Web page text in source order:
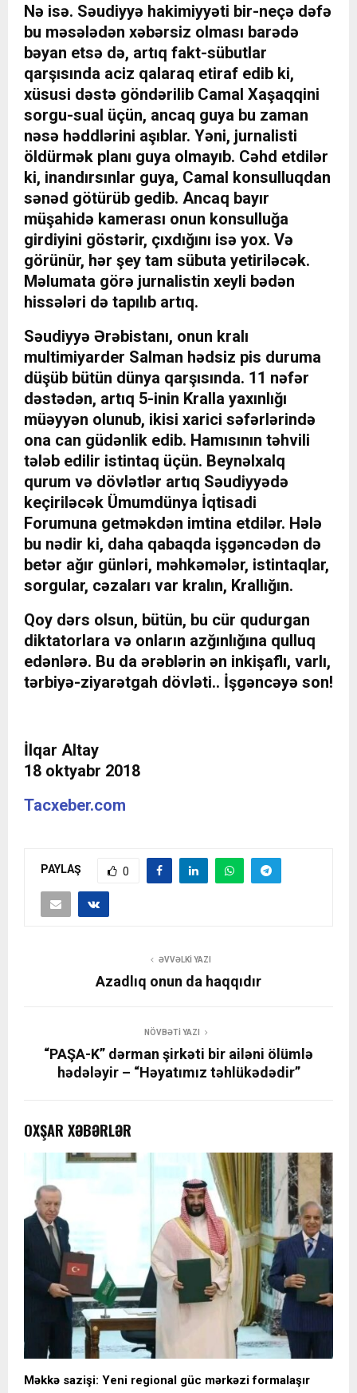
Nə isə. Səudiyyə hakimiyyəti bir-neçə dəfə
bu məsələdən xəbərsiz olması barədə
bəyan etsə də, artıq fakt-sübutlar
qarşısında aciz qalaraq etiraf edib ki,
xüsusi dəstə göndərilib Camal Xaşaqqini
sorgu-sual üçün, ancaq guya bu zaman
nəsə həddlərini aşıblar. Yəni, jurnalisti
öldürmək planı guya olmayıb. Cəhd etdilər
ki, inandırsınlar guya, Camal konsulluqdan
sənəd götürüb gedib. Ancaq bayır
müşahidə kamerası onun konsulluğa
girdiyini göstərir, çıxdığını isə yox. Və
görünür, hər şey tam sübuta yetiriləcək.
Məlumata görə jurnalistin xeyli bədən
hissələri də tapılıb artıq.
Səudiyyə Ərəbistanı, onun kralı
multimiyarder Salman hədsiz pis duruma
düşüb bütün dünya qarşısında. 11 nəfər
dəstədən, artıq 5-inin Kralla yaxınlığı
müəyyən olunub, ikisi xarici səfərlərində
ona can güdənlik edib. Hamısının təhvili
tələb edilir istintaq üçün. Beynəlxalq
qurum və dövlətlər artıq Səudiyyədə
keçiriləcək Ümumdünya İqtisadi
Forumuna getməkdən imtina etdilər. Hələ
bu nədir ki, daha qabaqda işgəncədən də
betər ağır günləri, məhkəmələr, istintaqlar,
sorgular, cəzaları var kralın, Krallığın.
Qoy dərs olsun, bütün, bu cür qudurgan
diktatorlara və onların azğınlığına qulluq
edənlərə. Bu da ərəblərin ən inkişaflı, varlı,
tərbiyə-ziyarətgah dövləti.. İşgəncəyə son!
İlqar Altay
18 oktyabr 2018
Tacxeber.com
PAYLAŞ 0
ƏVVƏLKI YAZI
Azadlıq onun da haqqıdır
NÖVBƏTI YAZI
“PAŞA-K” dərman şirkəti bir ailəni ölümlə
hədələyir – “Həyatımız təhlükədədir”
OXŞAR XƏBƏRLƏR
Məkkə sazişi: Yeni regional güc mərkəzi formalaşır